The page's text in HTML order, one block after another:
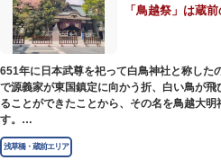
られ、毘沙門天が祀られています。
「鳥越祭」は蔵
651年に日本武尊を祀って白鳥神社と称した
で源義家が東国鎮定に向かう折、白い鳥が
ることができたことから、その名を鳥越大
す。
江戸時代までは三社の神社から成り、約2万
したが、天領からの米を収蔵する蔵や、大名
浅草橋・蔵前エリア